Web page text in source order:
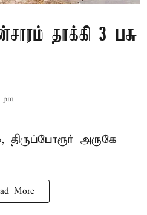
தாக்கி 3 பசு
pm
அருகே
More